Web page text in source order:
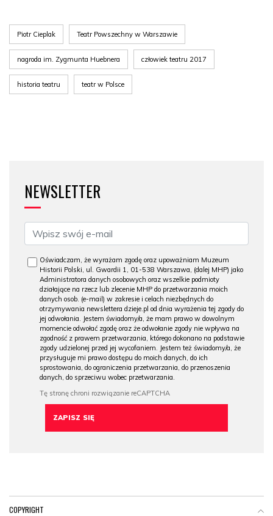
Piotr Cieplak Teatr Powszechny w Warszawie
nagroda im. Zygmunta Huebnera człowiek teatru 2017
historia teatru teatr w Polsce
NEWSLETTER
Oświadczam, że wyrażam zgodę oraz upoważniam Muzeum
Historii Polski, ul. Gwardii 1, 01-538 Warszawa, (dalej MHP) jako
Administratora danych osobowych oraz wszelkie podmioty
działające na rzecz lub zlecenie MHP do przetwarzania moich
danych osob. (e-mail) w zakresie i celach niezbędnych do
otrzymywania newslettera dzieje.pl od dnia wyrażenia tej zgody do
jej odwołania. Jestem świadomy/a, że mam prawo w dowolnym
momencie odwołać zgodę oraz że odwołanie zgody nie wpływa na
zgodność z prawem przetwarzania, którego dokonano na podstawie
zgody udzielonej przed jej wycofaniem. Jestem też świadomy/a, że
przysługuje mi prawo dostępu do moich danych, do ich
sprostowania, do ograniczenia przetwarzania, do przenoszenia
danych, do sprzeciwu wobec przetwarzania.
COPYRIGHT